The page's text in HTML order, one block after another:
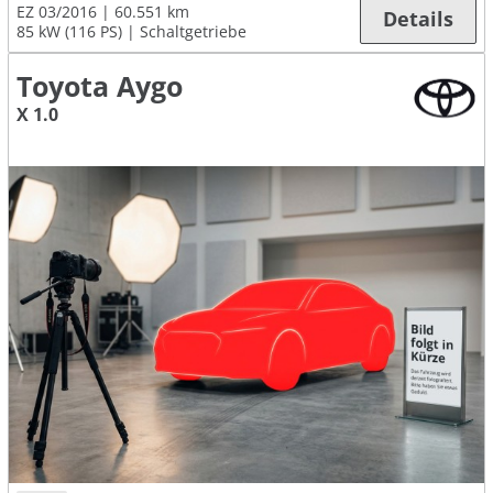
EZ 03/2016
60.551 km
85 kW (116 PS)
Schaltgetriebe Details
Toyota Aygo
X 1.0